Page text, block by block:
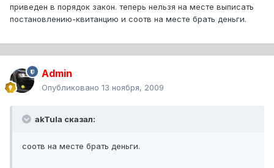
приведен в порядок закон. теперь нельзя на месте выписать
постановлению-квитанцию и соотв на месте брать деньги.
Admin
Опубликовано 13 ноября, 2009
akTula сказал:
соотв на месте брать деньги.